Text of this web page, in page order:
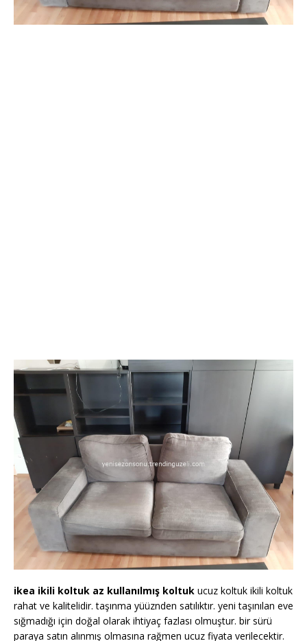
ikea ikili koltuk az kullanılmış koltuk ucuz koltuk ikili koltuk
rahat ve kalitelidir. taşınma yüüznden satılıktır. yeni taşınılan eve
sığmadığı için doğal olarak ihtiyaç fazlası olmuştur. bir sürü
paraya satın alınmış olmasına rağmen ucuz fiyata verilecektir.